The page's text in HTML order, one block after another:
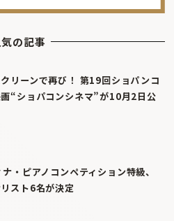
の記事
リーンで再び！ 第19回ショパンコ
“ショパコンシネマ”が10月2日公
・ピアノコンペティション特級、
スト6名が決定